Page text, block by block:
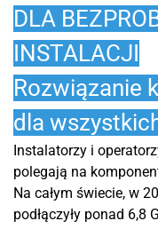
DLA
INSTALACJI
Rozwiązanie
dla
Instalatorzy i
polegają na
Na całym świecie, w
podłączyły ponad 6,8